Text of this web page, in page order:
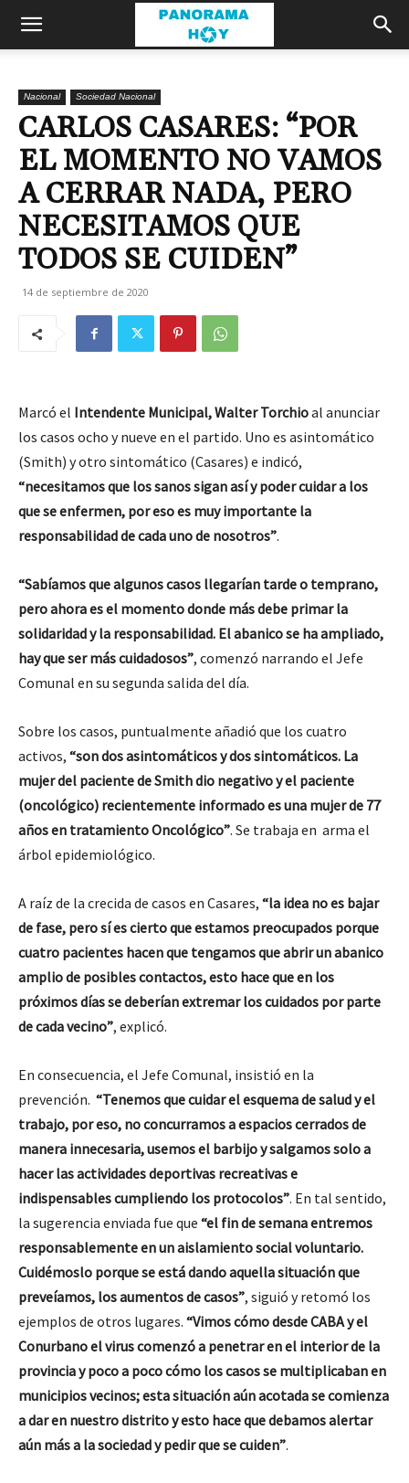
Nacional Sociedad Nacional
CARLOS CASARES: “POR
EL MOMENTO NO VAMOS
A CERRAR NADA, PERO
NECESITAMOS QUE
TODOS SE CUIDEN”
14 de septiembre de 2020
Marcó el Intendente Municipal, Walter Torchioal anunciar
los casos ocho y nueve en el partido. Uno es asintomático
(Smith) y otro sintomático (Casares) e indicó,
“necesitamos que los sanos sigan así y poder cuidar a los
que se enfermen, por eso es muy importante la
responsabilidad de cada uno de nosotros”.
“Sabíamos que algunos casos llegarían tarde o temprano,
pero ahora es el momento donde más debe primar la
solidaridad y la responsabilidad. El abanico se ha ampliado,
hay que ser más cuidadosos”, comenzó narrando el Jefe
Comunal en su segunda salida del día.
Sobre los casos, puntualmente añadió que los cuatro
activos, “son dos asintomáticos y dos sintomáticos. La
mujer del paciente de Smith dio negativo y el paciente
(oncológico) recientemente informado es una mujer de 77
años en tratamiento Oncológico”. Se trabaja en arma el
árbol epidemiológico.
A raíz de la crecida de casos en Casares, “la idea no es bajar
de fase, pero sí es cierto que estamos preocupados porque
cuatro pacientes hacen que tengamos que abrir un abanico
amplio de posibles contactos, esto hace que en los
próximos días se deberían extremar los cuidados por parte
de cada vecino”, explicó.
En consecuencia, el Jefe Comunal, insistió en la
prevención. “Tenemos que cuidar el esquema de salud y el
trabajo, por eso, no concurramos a espacios cerrados de
manera innecesaria, usemos el barbijo y salgamos solo a
hacer las actividades deportivas recreativas e
indispensables cumpliendo los protocolos”. En tal sentido,
la sugerencia enviada fue que “el fin de semana entremos
responsablemente en un aislamiento social voluntario.
Cuidémoslo porque se está dando aquella situación que
preveíamos, los aumentos de casos”, siguió y retomó los
ejemplos de otros lugares. “Vimos cómo desde CABA y el
Conurbano el virus comenzó a penetrar en el interior de la
provincia y poco a poco cómo los casos se multiplicaban en
municipios vecinos; esta situación aún acotada se comienza
a dar en nuestro distrito y esto hace que debamos alertar
aún más a la sociedad y pedir que se cuiden”.